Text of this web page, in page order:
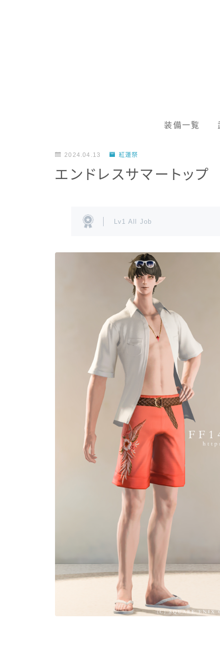
装備一覧
2024.04.13 紅蓮祭
エンドレスサマートップ
Lv1 All Job